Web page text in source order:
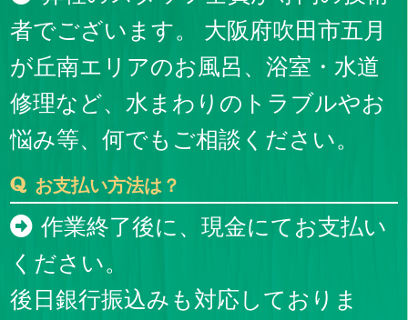
者でございます。 大阪府吹田市五月
が丘南エリアのお風呂、浴室・水道
修理など、水まわりのトラブルやお
悩み等、何でもご相談ください。
お支払い方法は？
作業終了後に、現金にてお支払い
ください。
後日銀行振込みも対応しておりま